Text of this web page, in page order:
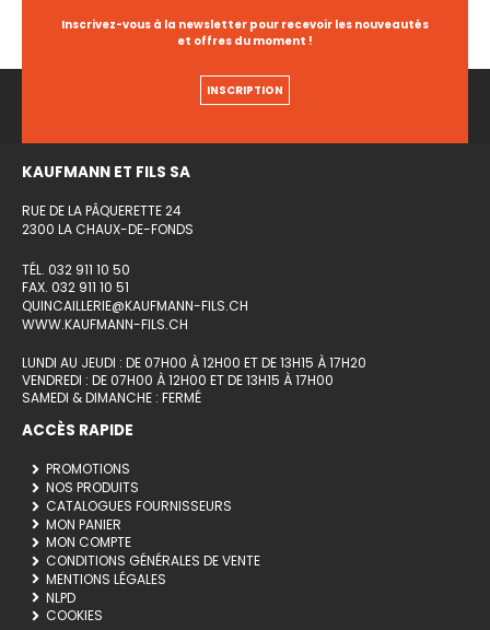
Inscrivez-vous à la newsletter pour recevoir les nouveautés
et offres du moment !
INSCRIPTION
KAUFMANN ET FILS SA
RUE DE LA PÂQUERETTE 24
2300 LA CHAUX-DE-FONDS
TÉL. 032 911 10 50
FAX. 032 911 10 51
QUINCAILLERIE@KAUFMANN-FILS.CH
WWW.KAUFMANN-FILS.CH
LUNDI AU JEUDI : DE 07H00 À 12H00 ET DE 13H15 À 17H20
VENDREDI : DE 07H00 À 12H00 ET DE 13H15 À 17H00
SAMEDI & DIMANCHE : FERMÉ
ACCÈS RAPIDE
PROMOTIONS
NOS PRODUITS
CATALOGUES FOURNISSEURS
MON PANIER
MON COMPTE
CONDITIONS GÉNÉRALES DE VENTE
MENTIONS LÉGALES
NLPD
COOKIES